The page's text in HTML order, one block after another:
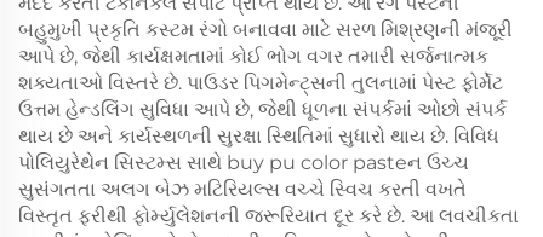
બહુમુખી પ્રકૃતિ કસ્ટમ રંગો બનાવવા માટે સરળ મિશ્રણની મંજૂરી
આપે છે, જેથી કાર્યક્ષમતામાં કોઈ ભોગ વગર તમારી સર્જનાત્મક
શક્યતાઓ વિસ્તરે છે. પાઉડર પિગમેન્ટ્સની તુલનામાં પેસ્ટ ફોર્મેટ
ઉત્તમ હેન્ડલિંગ સુવિધા આપે છે, જેથી ધૂળના સંપર્કમાં ઓછો સંપર્ક
થાય છે અને કાર્યસ્થળની સુરક્ષા સ્થિતિમાં સુધારો થાય છે. વિવિધ
પોલિયુરેથેન સિસ્ટમ્સ સાથે buy pu color pasteન ઉચ્ચ
સુસંગતતા અલગ બેઝ મટિરિયલ્સ વચ્ચે સ્વિચ કરતી વખતે
વિસ્તૃત ફરીથી ફોર્મ્યુલેશનની જરૂરિયાત દૂર કરે છે. આ લવચીકતા